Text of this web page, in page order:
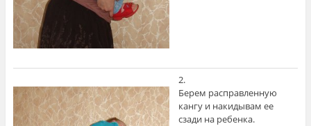
2.
Берем расправленную
кангу и накидывам ее
сзади на ребенка.